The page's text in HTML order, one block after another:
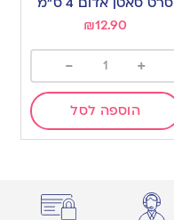
wishlist
₪12.90
+
-
הוספה לסל